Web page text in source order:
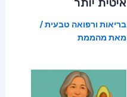
בריאות ורפואה טבעית/
מאת מהממת